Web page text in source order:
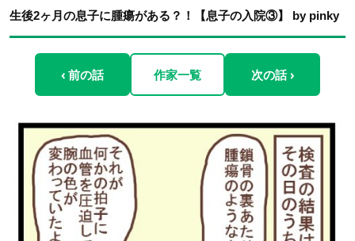
生後2ヶ月の息子に腫瘍がある？！【息子の入院③】 by pinky
‹ 前の話 作家一覧 次の話 ›